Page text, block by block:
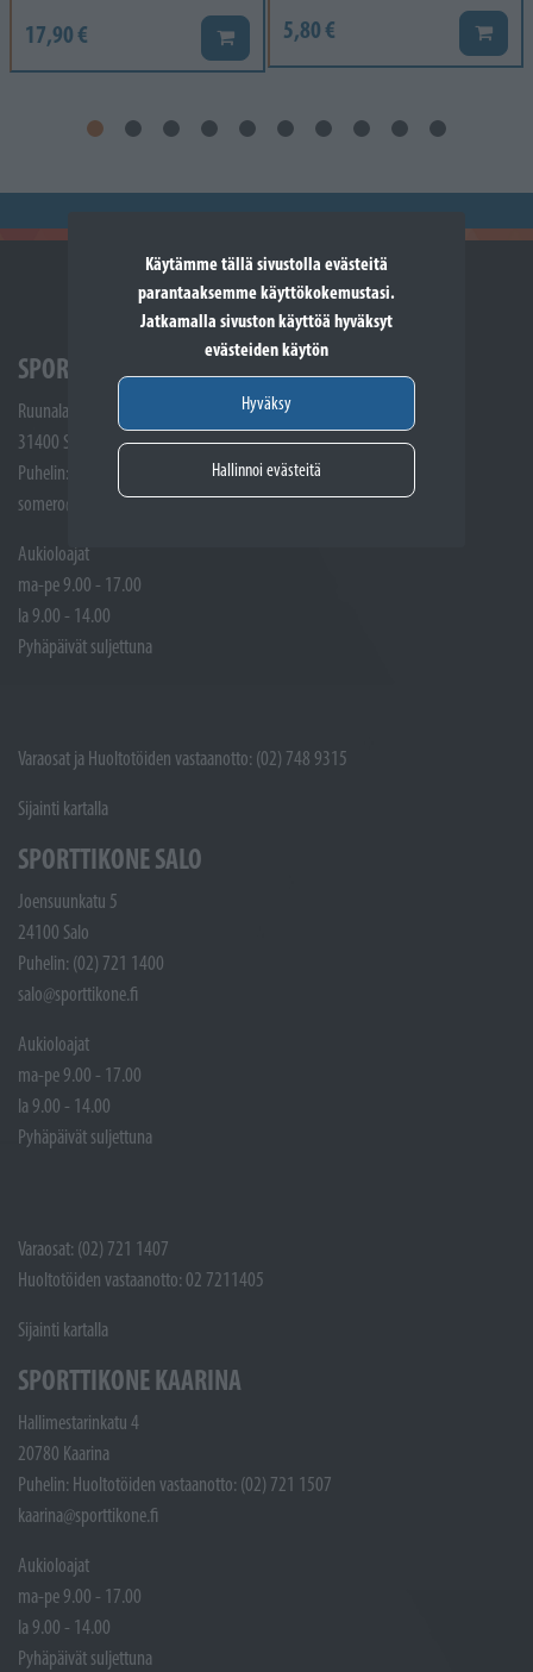
Käytämme tällä sivustolla evästeitä
parantaaksemme käyttökokemustasi.
Jatkamalla sivuston käyttöä hyväksyt
evästeiden käytön
Hyväksy
Hallinnoi evästeitä
17,90 € Lisää koriin5,80 € Lisää
SPORTTIKONE SOMERO
Ruunalantie 5
31400 Somero
Puhelin: (02) 748 9300
somero@sporttikone.fi
Aukioloajat
ma-pe 9.00 - 17.00
la 9.00 - 14.00
Pyhäpäivät suljettuna
Varaosat ja Huoltotöiden vastaanotto: (02) 748 9315
Sijainti kartalla
SPORTTIKONE SALO
Joensuunkatu 5
24100 Salo
Puhelin: (02) 721 1400
salo@sporttikone.fi
Aukioloajat
ma-pe 9.00 - 17.00
la 9.00 - 14.00
Pyhäpäivät suljettuna
Varaosat: (02) 721 1407
Huoltotöiden vastaanotto: 02 7211405
Sijainti kartalla
SPORTTIKONE KAARINA
Hallimestarinkatu 4
20780 Kaarina
Puhelin: Huoltotöiden vastaanotto: (02) 721 1507
kaarina@sporttikone.fi
Aukioloajat
ma-pe 9.00 - 17.00
la 9.00 - 14.00
Pyhäpäivät suljettuna